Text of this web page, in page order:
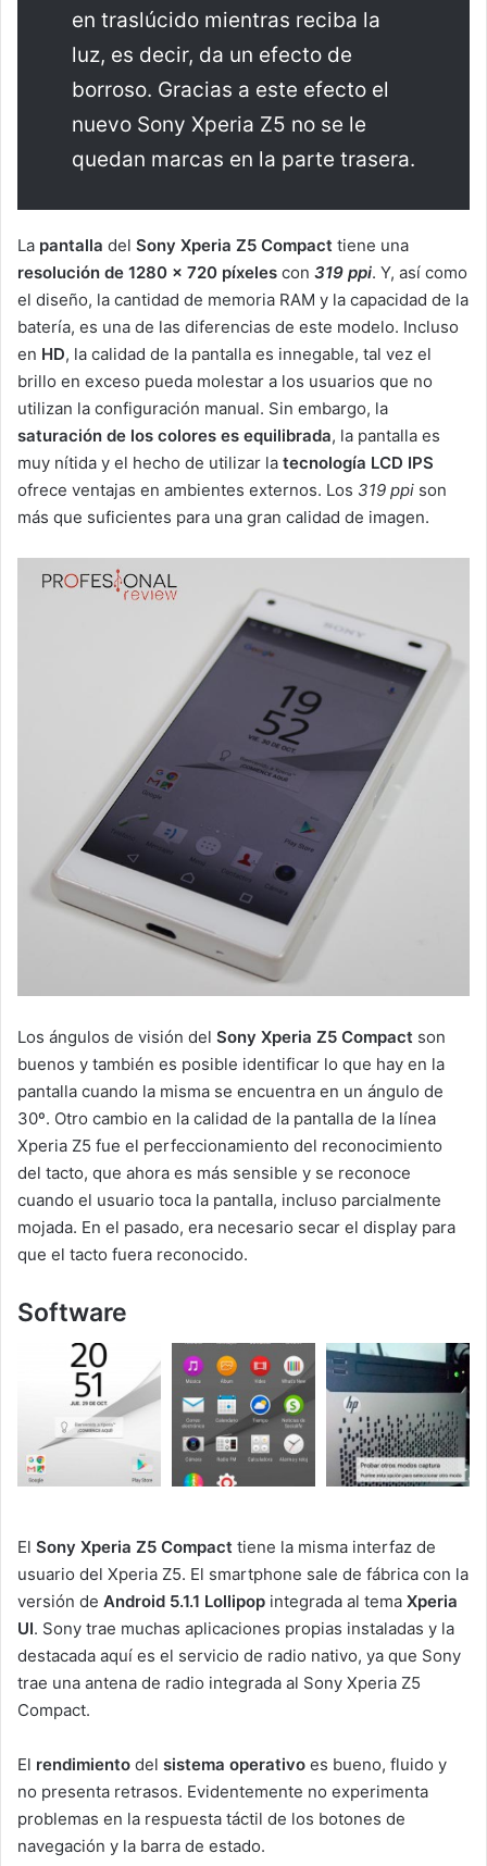
en traslúcido mientras reciba la
luz, es decir, da un efecto de
borroso. Gracias a este efecto el
nuevo Sony Xperia Z5 no se le
quedan marcas en la parte trasera.
La pantalla del Sony Xperia Z5 Compact tiene una
resolución de 1280 x 720 píxeles con 319 ppi. Y, así como
el diseño, la cantidad de memoria RAM y la capacidad de la
batería, es una de las diferencias de este modelo. Incluso
en HD, la calidad de la pantalla es innegable, tal vez el
brillo en exceso pueda molestar a los usuarios que no
utilizan la configuración manual. Sin embargo, la
saturación de los colores es equilibrada, la pantalla es
muy nítida y el hecho de utilizar la tecnología LCD IPS
ofrece ventajas en ambientes externos. Los 319 ppi son
más que suficientes para una gran calidad de imagen.
Los ángulos de visión del Sony Xperia Z5 Compact son
buenos y también es posible identificar lo que hay en la
pantalla cuando la misma se encuentra en un ángulo de
30º. Otro cambio en la calidad de la pantalla de la línea
Xperia Z5 fue el perfeccionamiento del reconocimiento
del tacto, que ahora es más sensible y se reconoce
cuando el usuario toca la pantalla, incluso parcialmente
mojada. En el pasado, era necesario secar el display para
que el tacto fuera reconocido.
Software
El Sony Xperia Z5 Compact tiene la misma interfaz de
usuario del Xperia Z5. El smartphone sale de fábrica con la
versión de Android 5.1.1 Lollipop integrada al tema Xperia
UI. Sony trae muchas aplicaciones propias instaladas y la
destacada aquí es el servicio de radio nativo, ya que Sony
trae una antena de radio integrada al Sony Xperia Z5
Compact.
El rendimiento del sistema operativo es bueno, fluido y
no presenta retrasos. Evidentemente no experimenta
problemas en la respuesta táctil de los botones de
navegación y la barra de estado.